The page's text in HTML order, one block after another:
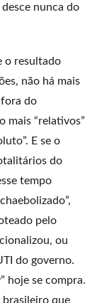
nunca do
o resultado
não há mais
do
mais “relativos”
E se o
do
tempo
pelo
ou
do governo.
hoje se compra.
brasileiro que